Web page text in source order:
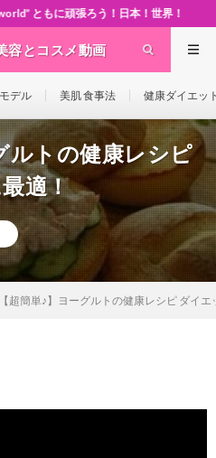
！日本！世界！
容とコスメ動画
デル 美肌 食事法 健康ダイエッ
ルトの健康レシピ
適！
【超簡単♪】ヨーグルトの健康レシピ ダイ